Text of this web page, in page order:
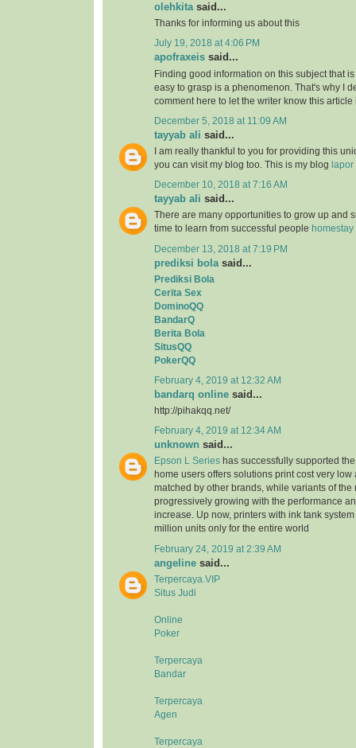
olehkitasaid...
Thanks for informing us about this
July 19, 2018 at 4:06 PM
apofraxeis said...
Finding good information on this subject that
easy to grasp is a phenomenon. That's why I
comment here to let the writer know this
December 5, 2018 at 11:09 AM
tayyab ali said...
I am really thankful to you for providing this
you can visit my blog too. This is my blog
December 10, 2018 at 7:16 AM
tayyab ali said...
There are many opportunities to grow up and
time to learn from successful people
December 13, 2018 at 7:19 PM
prediksi bola said...
Prediksi Bola
Cerita Sex
DominoQQ
BandarQ
Berita Bola
SitusQQ
PokerQQ
February 4, 2019 at 12:32 AM
bandarq online said...
http://pihakqq.net/
February 4, 2019 at 12:34 AM
unknown said...
Epson L Series has successfully supported
home users offers solutions print cost very low
matched by other brands, while variants of the
progressively growing with the performance
increase. Up now, printers with ink tank
million units only for the entire world
February 24, 2019 at 2:39 AM
angeline said...
Terpercaya.VIP
Situs Judi
Online
Poker
Terpercaya
Bandar
Terpercaya
Agen
Terpercaya